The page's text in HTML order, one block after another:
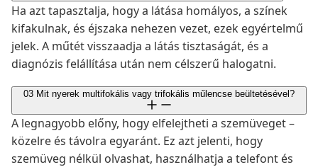
Ha azt tapasztalja, hogy a látása homályos, a színek
kifakulnak, és éjszaka nehezen vezet, ezek egyértelmű
jelek. A műtét visszaadja a látás tisztaságát, és a
diagnózis felállítása után nem célszerű halogatni.
03 Mit nyerek multifokális vagy trifokális műlencse beültetésével?
A legnagyobb előny, hogy elfelejtheti a szemüveget –
közelre és távolra egyaránt. Ez azt jelenti, hogy
szemüveg nélkül olvashat, használhatja a telefont és